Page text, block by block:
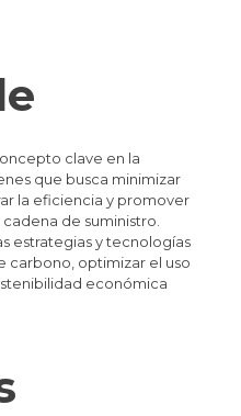
clave en la
que busca minimizar
la eficiencia y promover
de suministro.
estrategias y tecnologías
carbono, optimizar el uso
económica